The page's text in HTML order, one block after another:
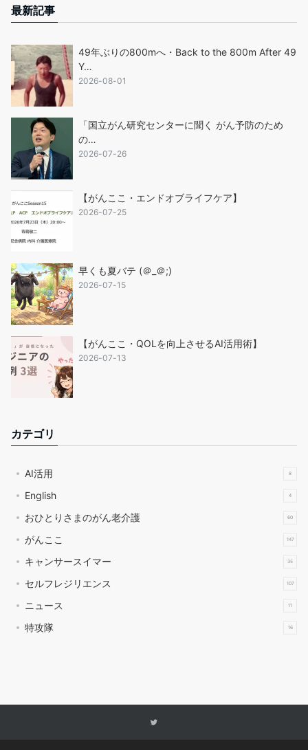
最新記事
49年ぶりの800mへ・Back to the 800m After 49
Y…
2026-08-01
「国立がん研究センターに聞く がん予防のため
の…
2026-07-26
【がんここ・エンドオブライフケア】
2026-07-25
早くも夏バテ (＠_＠;)
2026-07-15
【がんここ・QOLを向上させるAI活用術】
2026-07-13
カテゴリ
AI活用 8
English 4
おひとりさまのがん老介護 60
がんここ 147
キャンサースイマー 35
セルフレジリエンス 107
ニュース 11
特攻隊 16